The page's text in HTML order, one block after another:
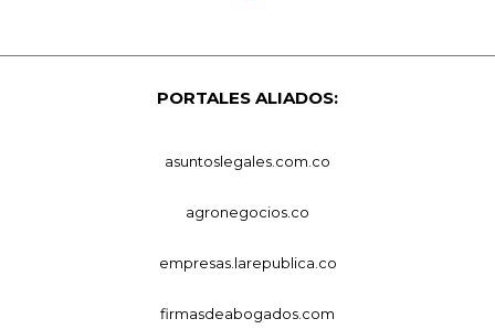
PORTALES ALIADOS:
asuntoslegales.com.co
agronegocios.co
empresas.larepublica.co
firmasdeabogados.com